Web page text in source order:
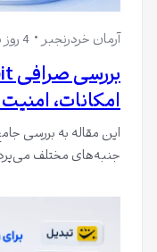
آرمان خردرنجبر 4 روز پیش
امکانات،
جنبه‌های مختلف